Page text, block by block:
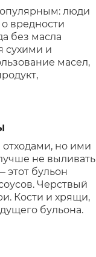
люди
вредности
без масла
сухими и
масел,
отходами, но ими
не выливать
этот бульон
Черствый
Кости и хрящи,
бульона.